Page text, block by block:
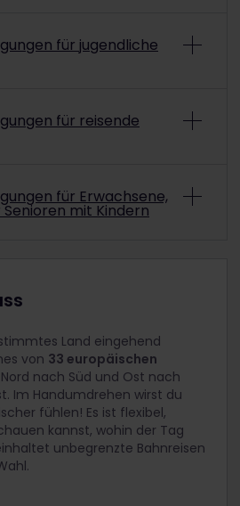
Pässe aus Werbeaktionen unter
erstattet oder umgetauscht
in der
für jugendliche
Startdatum deiner
12 Jahre und nicht älter als
kann in Kombination mit
verwendet werden; jedoch
zum Zeitpunkt der Reise
für reisende
am ausgewählten Startdatum
60 Jahre alt sein.
für Erwachsene,
mit Kindern
Hauptreisezeiten aufgefordert
4 Jahren auf den Schoß zu
Jahren reservieren möchtest,
Bestellung einen kostenlosen
da nur Passinhaber
buchen können.Weitere Infos
4 und 11 Jahren reisen mit einem
Ein Kind muss jederzeit von
Person mit einem
werden. Diese Person
Land eingehend
von 33 europäischen
nach Süd und Ost nach
Im Handumdrehen wirst du
fühlen! Es ist flexibel,
kannst, wohin der Tag
unbegrenzte Bahnreisen